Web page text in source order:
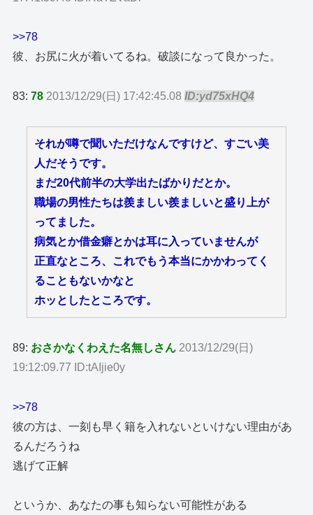
>>78
彼、お尻に火が着いてるね。破談になって良かった。
83:78 2013/12/29(日) 17:42:45.08ID:yd75xHQ4
それが噂で聞いただけなんですけど、すごい美
人だそうです。
まだ20代前半の大学出たばかりだとか。
職場の男性たちは羨ましい羨ましいと盛り上が
ってました。
病気とか借金癖とかは耳に入っていませんが
正直なところ、これでもう本当にかかわってく
ることもないかなと
ホッとしたところです。
89: おさかなくわえた名無しさん 2013/12/29(日)
19:12:09.77 ID:tAIjie0y
>>78
彼の方は、一刻も早く籍を入れないといけない理由があ
るんだろうね
逃げて正解
というか、あなたの事も知らない可能性がある